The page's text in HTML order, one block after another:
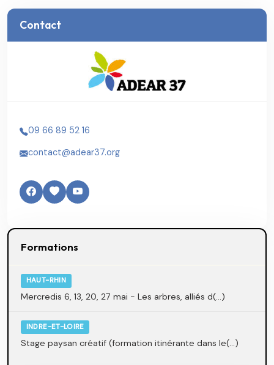
Contact
09 66 89 52 16
contact@adear37.org
Formations
HAUT-RHIN
Mercredis 6, 13, 20, 27 mai - Les arbres, alliés d(...)
INDRE-ET-LOIRE
Stage paysan créatif (formation itinérante dans le(...)